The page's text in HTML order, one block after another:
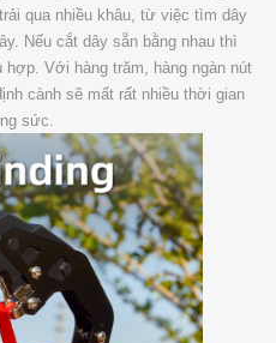
qua nhiều khâu, từ việc tìm dây
Nếu cắt dây sẵn bằng nhau thì
hợp. Với hàng trăm, hàng ngàn nút
cành sẽ mất rất nhiều thời gian
sức.